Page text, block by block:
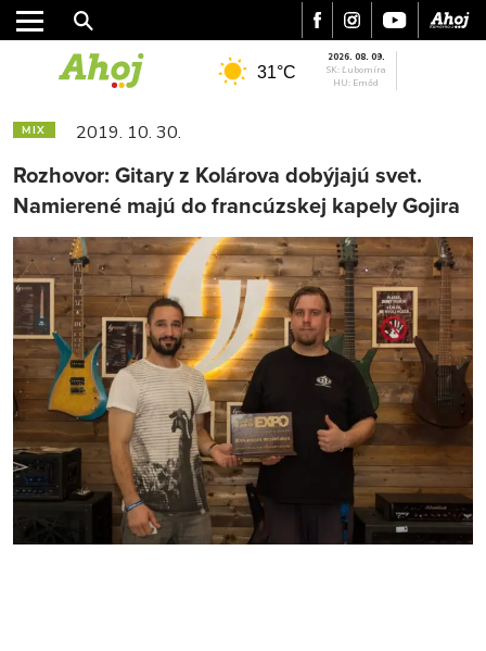
31°C
2026. 08. 09.
SK: Ľubomíra
HU: Emőd
MIX 2019. 10. 30.
Rozhovor: Gitary z Kolárova dobýjajú svet.
Namierené majú do francúzskej kapely Gojira